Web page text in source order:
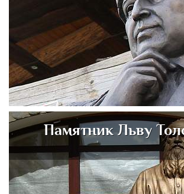
Памятник Льву